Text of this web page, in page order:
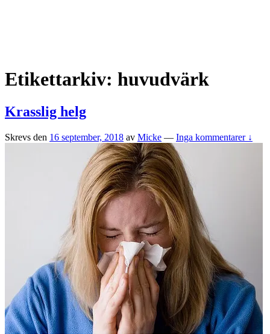
Etikettarkiv: huvudvärk
Krasslig helg
Skrevs den 16 september, 2018 av Micke — Inga kommentarer ↓